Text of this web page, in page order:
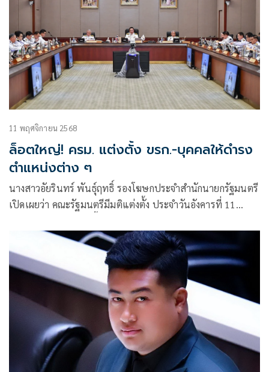
11 พฤศจิกายน 2568
ล็อตใหญ่! ครม. แต่งตั้ง ขรก.-บุคคลให้ดำรง
ตำแหน่งต่าง ๆ
นางสาวอัยรินทร์ พันธุ์ฤทธิ์ รองโฆษกประจำสำนักนายกรัฐมนตรี
เปิดเผยว่า คณะรัฐมนตรีมีมติแต่งตั้ง ประจำวันอังคารที่ 11
ว่าการกระทรวงเกษตรและสหกรณ์เสนอแต่งตั้ง นายวิวัธน์ชัย คง
ลำธาร ข้าราชการพลเรือนสามัญ